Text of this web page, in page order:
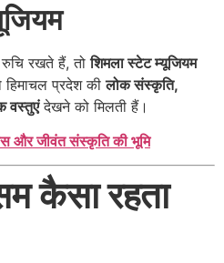
रखते हैं, तोशिमला स्टेट म्यूजियम
प्रदेश कीलोक संस्कृति,
वस्तुएंदेखने को मिलती हैं।
और जीवंत संस्कृति की भूमि
कैसा रहता